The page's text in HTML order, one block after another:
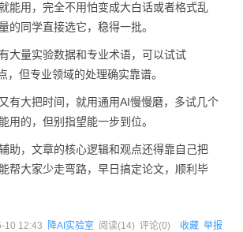
能用，完全不用怕变成大白话或者格式乱
的同学直接选它，稳得一批。
大量实验数据和专业术语，可以试试
，但专业领域的处理确实靠谱。
有大把时间，就用通用AI慢慢磨，多试几个
用的，但别指望能一步到位。
助，文章的核心逻辑和观点还得靠自己把
帮大家少走弯路，早日搞定论文，顺利毕
10 12:43 降AI实验室 阅读(14) 评论(0) 收藏 举报